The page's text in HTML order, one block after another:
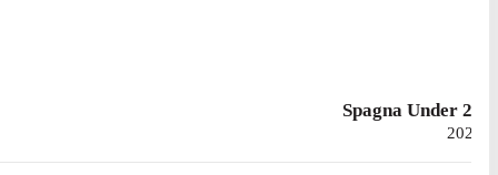
Spagna Under 21
2021